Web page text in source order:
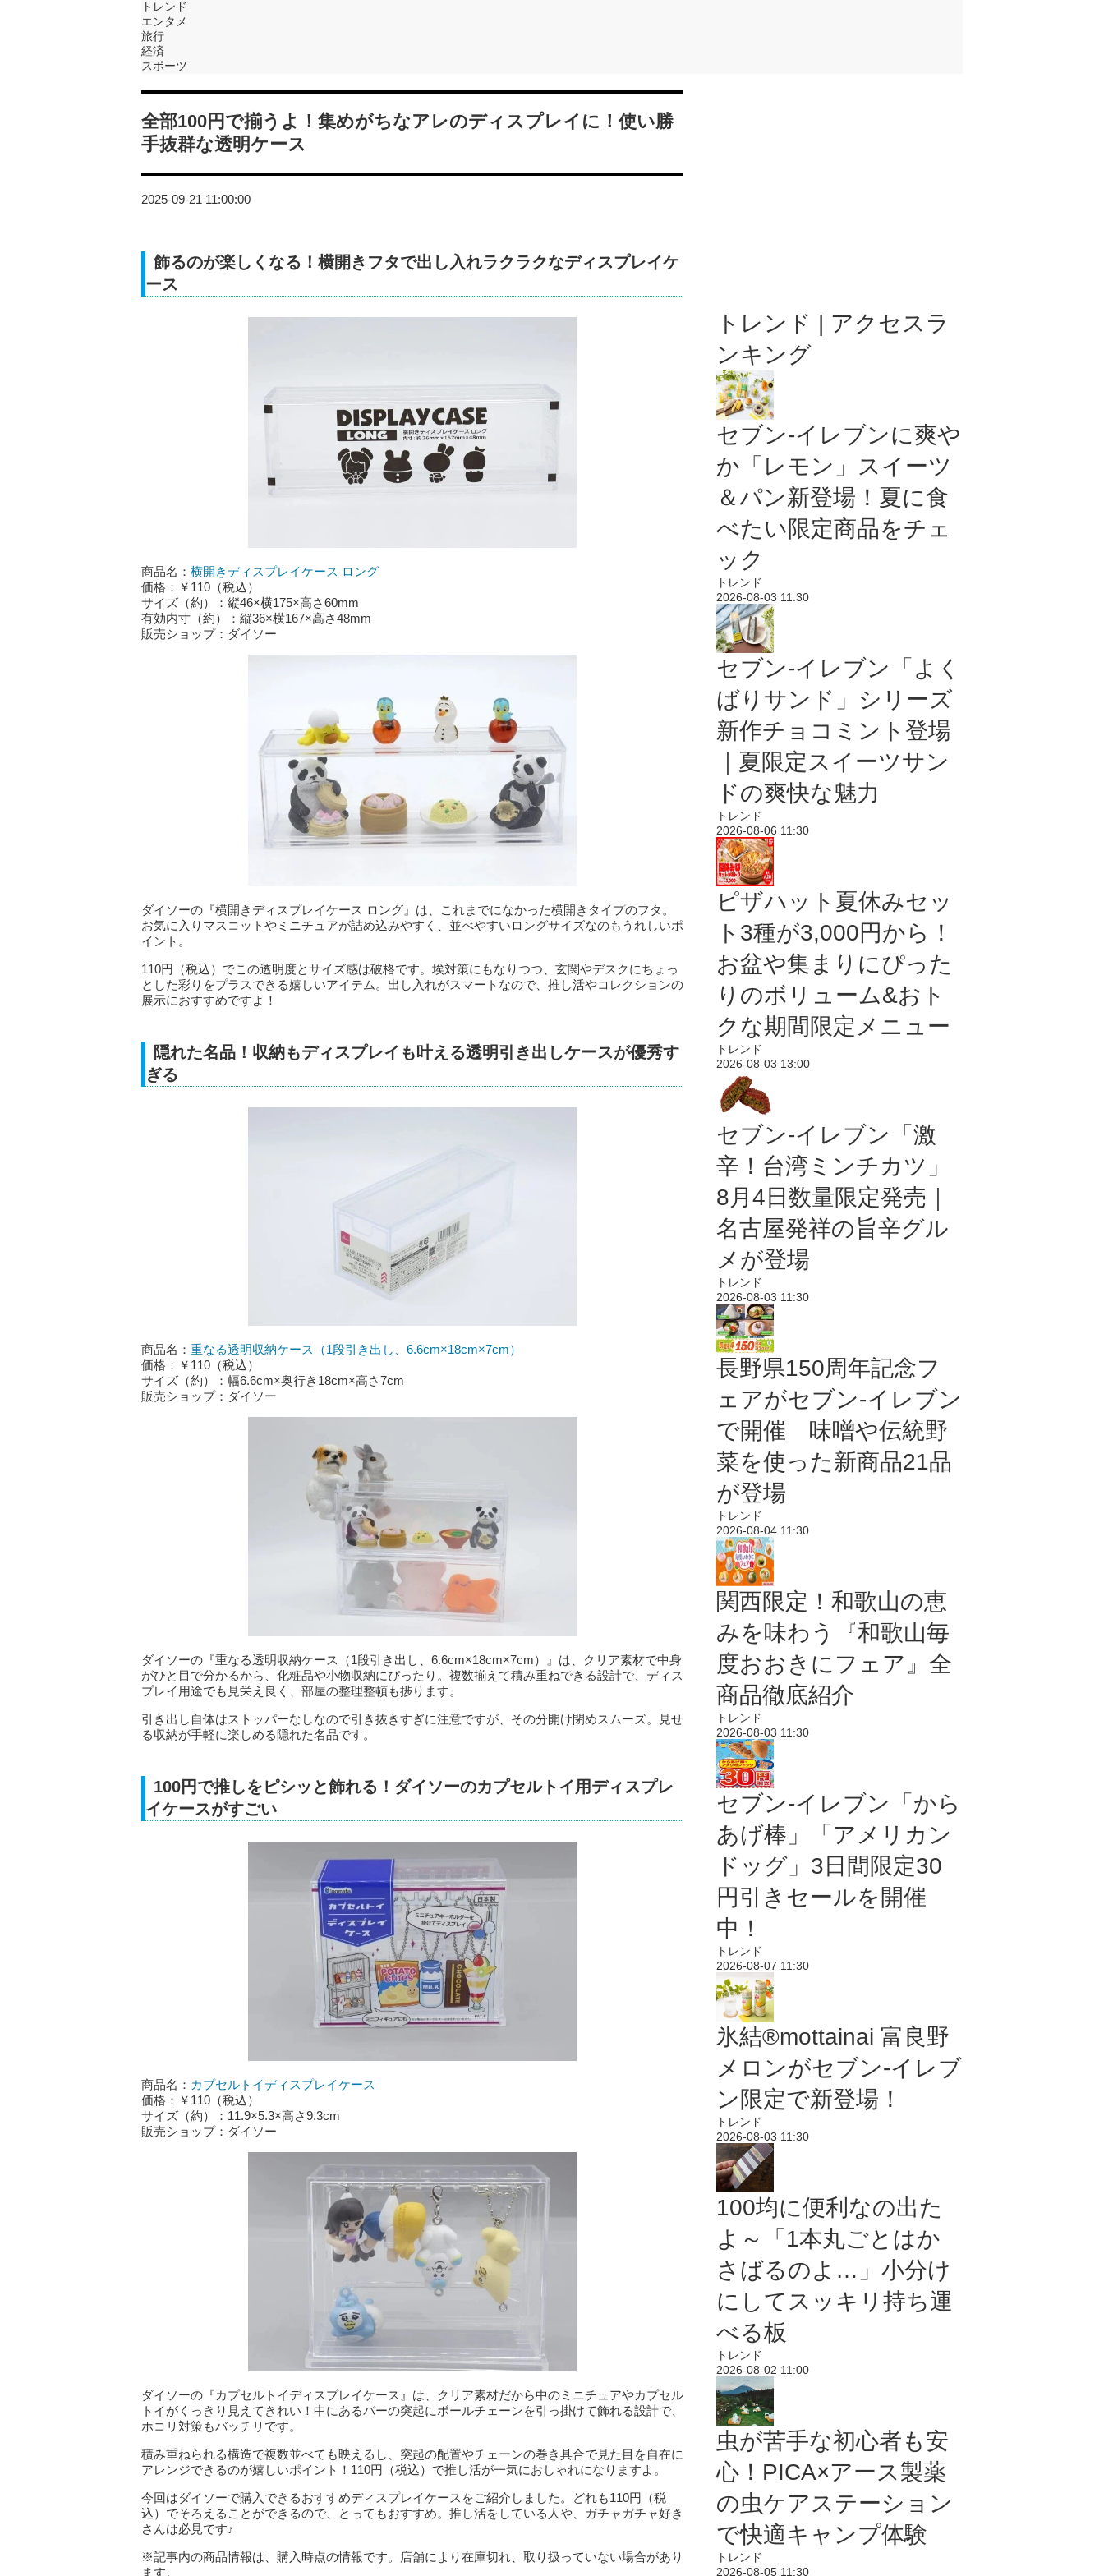
トレンド
エンタメ
旅行
経済
スポーツ
全部100円で揃うよ！集めがちなアレのディスプレイに！使い勝
手抜群な透明ケース
2025-09-21 11:00:00
飾るのが楽しくなる！横開きフタで出し入れラクラクなディスプレイケ
ース
商品名： 横開きディスプレイケース ロング
価格：￥110（税込）
サイズ（約）：縦46×横175×高さ60mm
有効内寸（約）：縦36×横167×高さ48mm
販売ショップ：ダイソー
ダイソーの『横開きディスプレイケース ロング』は、これまでになかった横開きタイプのフタ。
お気に入りマスコットやミニチュアが詰め込みやすく、並べやすいロングサイズなのもうれしいポ
イント。
110円（税込）でこの透明度とサイズ感は破格です。埃対策にもなりつつ、玄関やデスクにちょっ
とした彩りをプラスできる嬉しいアイテム。出し入れがスマートなので、推し活やコレクションの
展示におすすめですよ！
隠れた名品！収納もディスプレイも叶える透明引き出しケースが優秀す
ぎる
商品名： 重なる透明収納ケース（1段引き出し、6.6cm×18cm×7cm）
価格：￥110（税込）
サイズ（約）：幅6.6cm×奥行き18cm×高さ7cm
販売ショップ：ダイソー
ダイソーの『重なる透明収納ケース（1段引き出し、6.6cm×18cm×7cm）』は、クリア素材で中身
がひと目で分かるから、化粧品や小物収納にぴったり。複数揃えて積み重ねできる設計で、ディス
プレイ用途でも見栄え良く、部屋の整理整頓も捗ります。
引き出し自体はストッパーなしなので引き抜きすぎに注意ですが、その分開け閉めスムーズ。見せ
る収納が手軽に楽しめる隠れた名品です。
100円で推しをピシッと飾れる！ダイソーのカプセルトイ用ディスプレ
イケースがすごい
商品名： カプセルトイディスプレイケース
価格：￥110（税込）
サイズ（約）：11.9×5.3×高さ9.3cm
販売ショップ：ダイソー
ダイソーの『カプセルトイディスプレイケース』は、クリア素材だから中のミニチュアやカプセル
トイがくっきり見えてきれい！中にあるバーの突起にボールチェーンを引っ掛けて飾れる設計で、
ホコリ対策もバッチリです。
積み重ねられる構造で複数並べても映えるし、突起の配置やチェーンの巻き具合で見た目を自在に
アレンジできるのが嬉しいポイント！110円（税込）で推し活が一気におしゃれになりますよ。
今回はダイソーで購入できるおすすめディスプレイケースをご紹介しました。どれも110円（税
込）でそろえることができるので、とってもおすすめ。推し活をしている人や、ガチャガチャ好き
さんは必見です♪
※記事内の商品情報は、購入時点の情報です。店舗により在庫切れ、取り扱っていない場合があり
ます。
トレンド | アクセスラ
ンキング
セブン‐イレブンに爽や
か「レモン」スイーツ
＆パン新登場！夏に食
べたい限定商品をチェ
ック
トレンド
2026-08-03 11:30
セブン‐イレブン「よく
ばりサンド」シリーズ
新作チョコミント登場
｜夏限定スイーツサン
ドの爽快な魅力
トレンド
2026-08-06 11:30
ピザハット夏休みセッ
ト3種が3,000円から！
お盆や集まりにぴった
りのボリューム&おト
クな期間限定メニュー
トレンド
2026-08-03 13:00
セブン-イレブン「激
辛！台湾ミンチカツ」
8月4日数量限定発売｜
名古屋発祥の旨辛グル
メが登場
トレンド
2026-08-03 11:30
長野県150周年記念フ
ェアがセブン-イレブン
で開催 味噌や伝統野
菜を使った新商品21品
が登場
トレンド
2026-08-04 11:30
関西限定！和歌山の恵
みを味わう『和歌山毎
度おおきにフェア』全
商品徹底紹介
トレンド
2026-08-03 11:30
セブン‐イレブン「から
あげ棒」「アメリカン
ドッグ」3日間限定30
円引きセールを開催
中！
トレンド
2026-08-07 11:30
氷結®mottainai 富良野
メロンがセブン‐イレブ
ン限定で新登場！
トレンド
2026-08-03 11:30
100均に便利なの出た
よ～「1本丸ごとはか
さばるのよ…」小分け
にしてスッキリ持ち運
べる板
トレンド
2026-08-02 11:00
虫が苦手な初心者も安
心！PICA×アース製薬
の虫ケアステーション
で快適キャンプ体験
トレンド
2026-08-05 11:30